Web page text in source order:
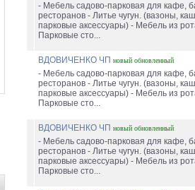
- Мебель садово-парковая для кафе,
ресторанов - Литье чугун. (вазоны,
парковые аксессуары) - Мебель из
Парковые сто...
ВДОВИЧЕНКО ЧП новый обновленный
- Мебель садово-парковая для кафе,
ресторанов - Литье чугун. (вазоны,
парковые аксессуары) - Мебель из
Парковые сто...
ВДОВИЧЕНКО ЧП новый обновленный
- Мебель садово-парковая для кафе,
ресторанов - Литье чугун. (вазоны,
парковые аксессуары) - Мебель из
Парковые сто...